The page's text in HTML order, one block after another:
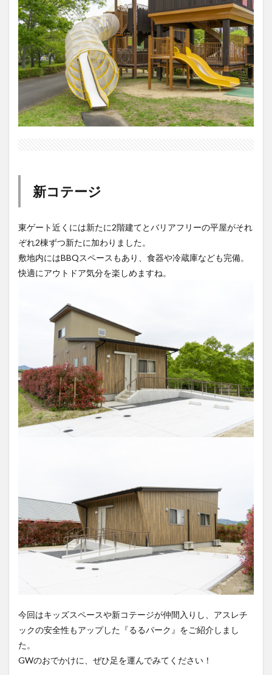
新コテージ
東ゲート近くには新たに2階建てとバリアフリーの平屋がそれ
ぞれ2棟ずつ新たに加わりました。
敷地内にはBBQスペースもあり、食器や冷蔵庫なども完備。
快適にアウトドア気分を楽しめますね。
今回はキッズスペースや新コテージが仲間入りし、アスレチ
ックの安全性もアップした『るるパーク』をご紹介しまし
た。
GWのおでかけに、ぜひ足を運んでみてください！